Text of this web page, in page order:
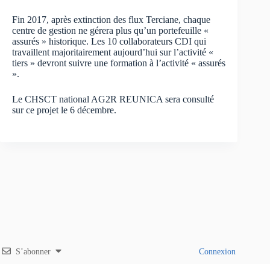
Fin 2017, après extinction des flux Terciane, chaque
centre de gestion ne gérera plus qu’un portefeuille «
assurés » historique. Les 10 collaborateurs CDI qui
travaillent majoritairement aujourd’hui sur l’activité «
tiers » devront suivre une formation à l’activité « assurés
».
Le CHSCT national AG2R REUNICA sera consulté
sur ce projet le 6 décembre.
S’abonner Connexion